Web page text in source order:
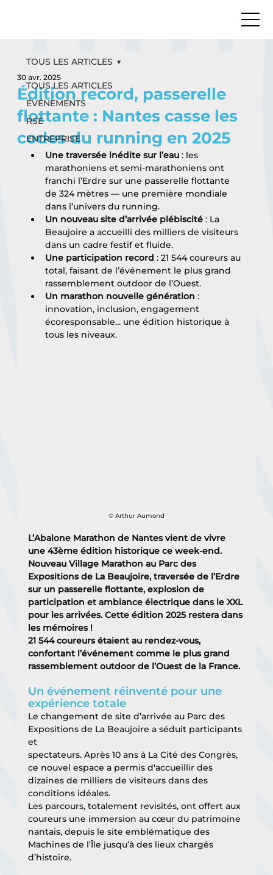
TOUS LES ARTICLES
ÉVÉNEMENTS
RSE
ENTREPRISE
TOUS LES ARTICLES
Édition record, passerelle
flottante : Nantes casse les
codes du running en 2025
30 avr. 2025
Une traversée inédite sur l’eau : les
marathoniens et semi-marathoniens ont
franchi l’Erdre sur une passerelle flottante
de 324 mètres — une première mondiale
dans l’univers du running.
Un nouveau site d’arrivée plébiscité : La
Beaujoire a accueilli des milliers de visiteurs
dans un cadre festif et fluide.
Une participation record : 21 544 coureurs au
total, faisant de l’événement le plus grand
rassemblement outdoor de l’Ouest.
Un marathon nouvelle génération :
innovation, inclusion, engagement
écoresponsable... une édition historique à
tous les niveaux.
© Arthur Aumond
L’Abalone Marathon de Nantes vient de vivre
une 43ème édition historique ce week-end.
Nouveau Village Marathon au Parc des
Expositions de La Beaujoire, traversée de l’Erdre
sur un passerelle flottante, explosion de
participation et ambiance électrique dans le XXL
pour les arrivées. Cette édition 2025 restera dans
les mémoires !
21 544 coureurs étaient au rendez-vous,
confortant l’événement comme le plus grand
rassemblement outdoor de l’Ouest de la France.
Un événement réinventé pour une
expérience totale
Le changement de site d’arrivée au Parc des
Expositions de La Beaujoire a séduit participants
et
spectateurs. Après 10 ans à La Cité des Congrès,
ce nouvel espace a permis d'accueillir des
dizaines de milliers de visiteurs dans des
conditions idéales.
Les parcours, totalement revisités, ont offert aux
coureurs une immersion au cœur du patrimoine
nantais, depuis le site emblématique des
Machines de l’Île jusqu’à des lieux chargés
d’histoire.